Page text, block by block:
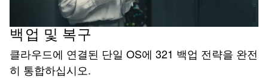
백업 및 복구
클라우드에 연결된 단일 OS에 321 백업 전략을 완전
히 통합하십시오.